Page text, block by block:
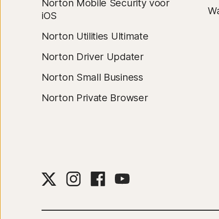
Norton Mobile Security voor
iOS
Norton Utilities Ultimate
Norton Driver Updater
Norton Small Business
Norton Private Browser